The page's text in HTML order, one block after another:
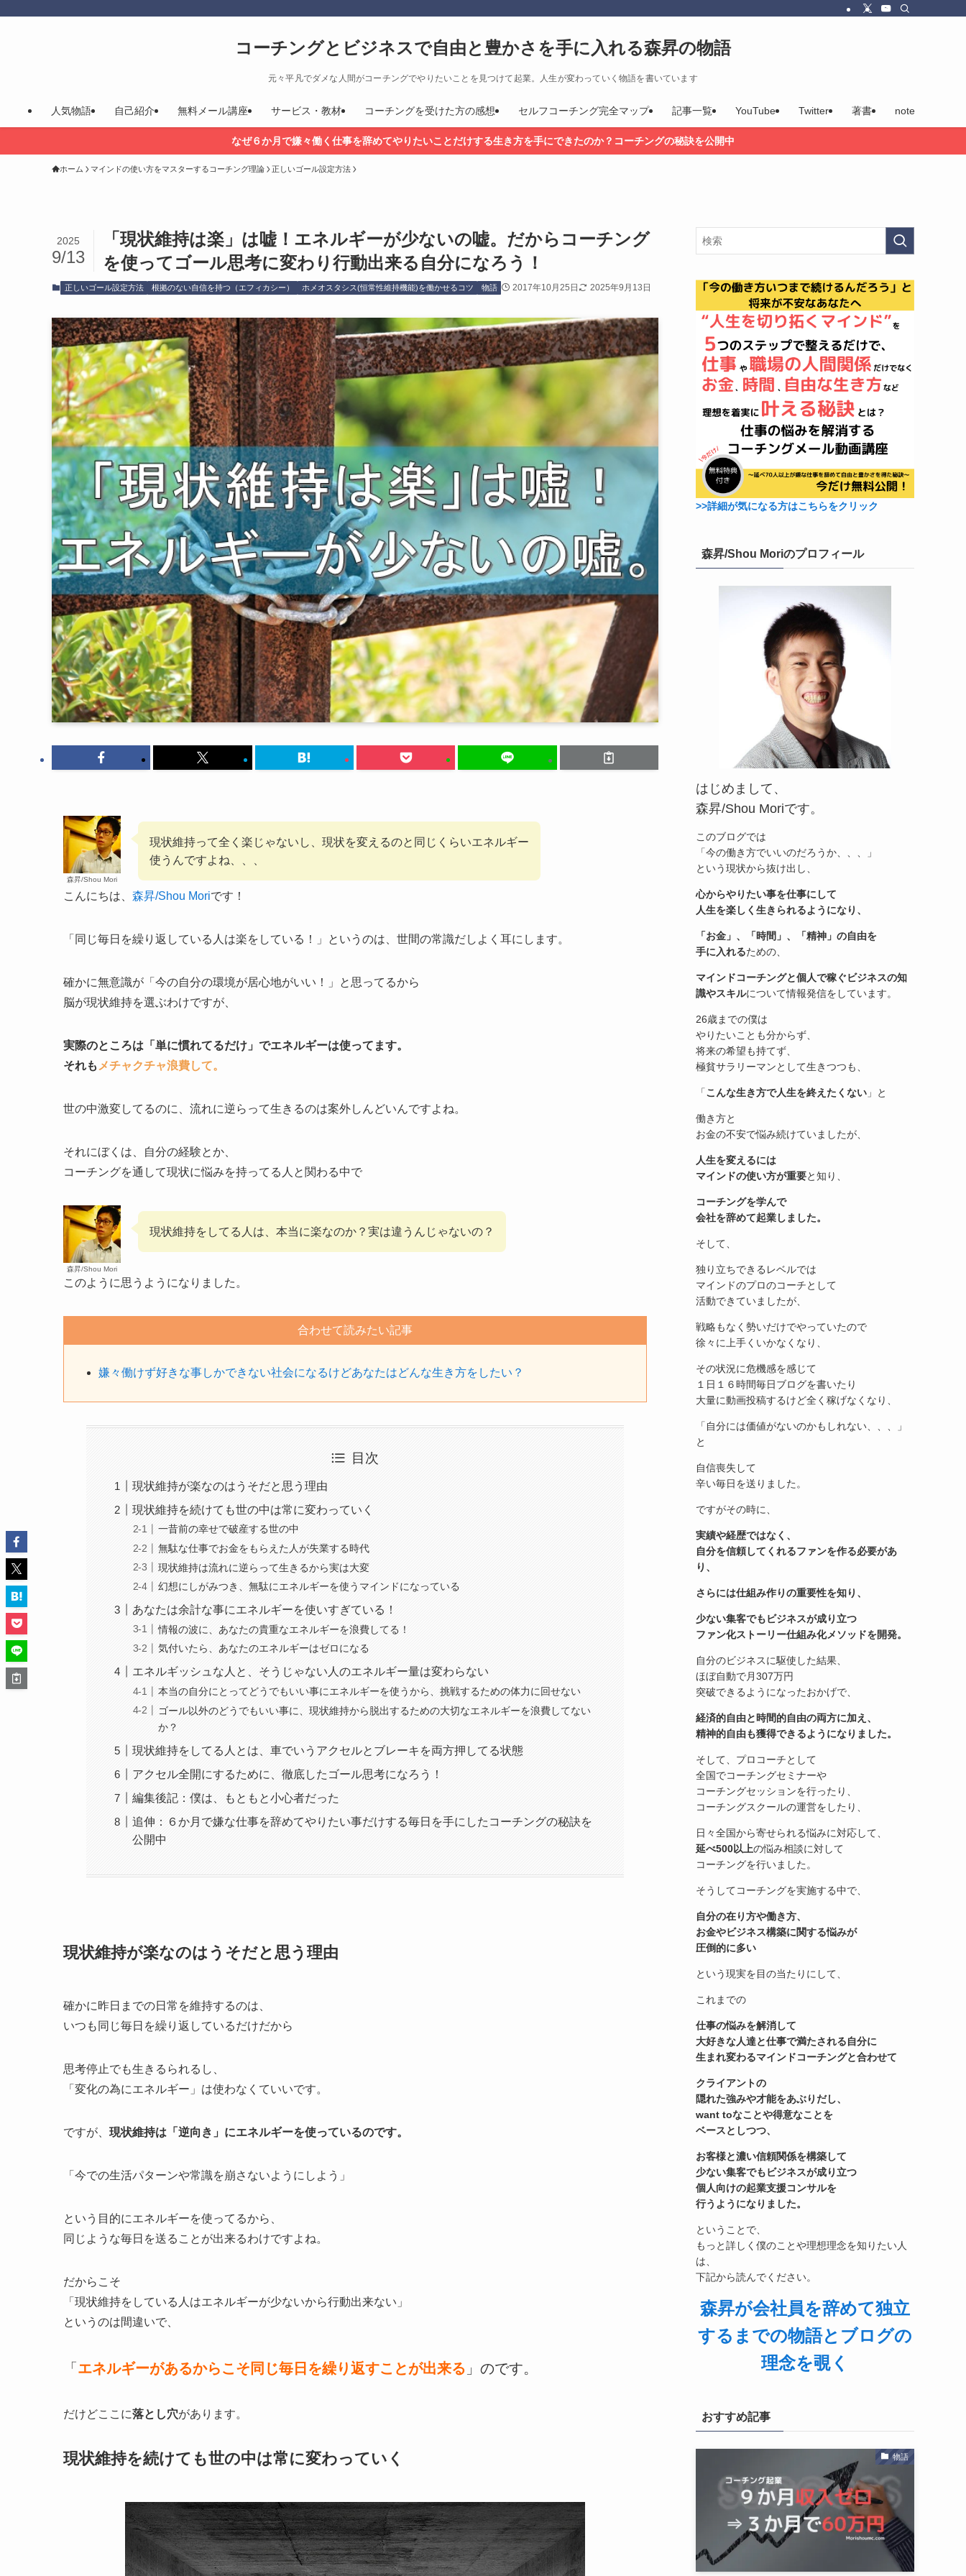
コーチングとビジネスで自由と豊かさを手に入れる森昇の物語
元々平凡でダメな人間がコーチングでやりたいことを見つけて起業。人生が変わっていく物語を書いています
人気物語 自己紹介 無料メール講座 サービス・教材 コーチングを受けた方の感想 セルフコーチング完全マップ 記事一覧 YouTube Twitter 著書 note
なぜ６か月で嫌々働く仕事を辞めてやりたいことだけする生き方を手にできたのか？コーチングの秘訣を公開中
ホーム マインドの使い方をマスターするコーチング理論 正しいゴール設定方法
「現状維持は楽」は嘘！エネルギーが少ないの嘘。だからコーチング
を使ってゴール思考に変わり行動出来る自分になろう！
2025
9/13
正しいゴール設定方法 根拠のない自信を持つ（エフィカシー） ホメオスタシス(恒常性維持機能)を働かせるコツ 物語 2017年10月25日 2025年9月13日
森昇/Shou Mori
現状維持って全く楽じゃないし、現状を変えるのと同じくらいエネルギー
使うんですよね、、、
こんにちは、 森昇/Shou Moriです！
「同じ毎日を繰り返している人は楽をしている！」というのは、世間の常識だしよく耳にします。
確かに無意識が「今の自分の環境が居心地がいい！」と思ってるから
脳が現状維持を選ぶわけですが、
実際のところは「単に慣れてるだけ」でエネルギーは使ってます。
それも メチャクチャ浪費して。
世の中激変してるのに、流れに逆らって生きるのは案外しんどいんですよね。
それにぼくは、自分の経験とか、
コーチングを通して現状に悩みを持ってる人と関わる中で
森昇/Shou Mori
現状維持をしてる人は、本当に楽なのか？実は違うんじゃないの？
このように思うようになりました。
合わせて読みたい記事
嫌々働けず好きな事しかできない社会になるけどあなたはどんな生き方をしたい？
目次
現状維持が楽なのはうそだと思う理由
現状維持を続けても世の中は常に変わっていく
一昔前の幸せで破産する世の中
無駄な仕事でお金をもらえた人が失業する時代
現状維持は流れに逆らって生きるから実は大変
幻想にしがみつき、無駄にエネルギーを使うマインドになっている
あなたは余計な事にエネルギーを使いすぎている！
情報の波に、あなたの貴重なエネルギーを浪費してる！
気付いたら、あなたのエネルギーはゼロになる
エネルギッシュな人と、そうじゃない人のエネルギー量は変わらない
本当の自分にとってどうでもいい事にエネルギーを使うから、挑戦するための体力に回せない
ゴール以外のどうでもいい事に、現状維持から脱出するための大切なエネルギーを浪費してない
か？
現状維持をしてる人とは、車でいうアクセルとブレーキを両方押してる状態
アクセル全開にするために、徹底したゴール思考になろう！
編集後記：僕は、もともと小心者だった
追伸：６か月で嫌な仕事を辞めてやりたい事だけする毎日を手にしたコーチングの秘訣を
公開中
現状維持が楽なのはうそだと思う理由
確かに昨日までの日常を維持するのは、
いつも同じ毎日を繰り返しているだけだから
思考停止でも生きるられるし、
「変化の為にエネルギー」は使わなくていいです。
ですが、 現状維持は「逆向き」にエネルギーを使っているのです。
「今での生活パターンや常識を崩さないようにしよう」
という目的にエネルギーを使ってるから、
同じような毎日を送ることが出来るわけですよね。
だからこそ
「現状維持をしている人はエネルギーが少ないから行動出来ない」
というのは間違いで、
「 エネルギーがあるからこそ同じ毎日を繰り返すことが出来る 」のです。
だけどここに落とし穴があります。
現状維持を続けても世の中は常に変わっていく
>>詳細が気になる方はこちらをクリック
森昇/Shou Moriのプロフィール
はじめまして、
森昇/Shou Moriです。
このブログでは
「今の働き方でいいのだろうか、、、」
という現状から抜け出し、
心からやりたい事を仕事にして
人生を楽しく生きられるようになり、
「お金」、「時間」、「精神」の自由を
手に入れるための、
マインドコーチングと個人で稼ぐビジネスの知
識やスキルについて情報発信をしています。
26歳までの僕は
やりたいことも分からず、
将来の希望も持てず、
極貧サラリーマンとして生きつつも、
「こんな生き方で人生を終えたくない 」と
働き方と
お金の不安で悩み続けていましたが、
人生を変えるには
マインドの使い方が重要と知り、
コーチングを学んで
会社を辞めて起業しました。
そして、
独り立ちできるレベルでは
マインドのプロのコーチとして
活動できていましたが、
戦略もなく勢いだけでやっていたので
徐々に上手くいかなくなり、
その状況に危機感を感じて
１日１６時間毎日ブログを書いたり
大量に動画投稿するけど全く稼げなくなり、
「自分には価値がないのかもしれない、、、」
と
自信喪失して
辛い毎日を送りました。
ですがその時に、
実績や経歴ではなく、
自分を信頼してくれるファンを作る必要があ
り、
さらには仕組み作りの重要性を知り、
少ない集客でもビジネスが成り立つ
ファン化ストーリー仕組み化メソッドを開発。
自分のビジネスに駆使した結果、
ほぼ自動で月307万円
突破できるようになったおかげで、
経済的自由と時間的自由の両方に加え、
精神的自由も獲得できるようになりました。
そして、プロコーチとして
全国でコーチングセミナーや
コーチングセッションを行ったり、
コーチングスクールの運営をしたり、
日々全国から寄せられる悩みに対応して、
延べ500以上の悩み相談に対して
コーチングを行いました。
そうしてコーチングを実施する中で、
自分の在り方や働き方、
お金やビジネス構築に関する悩みが
圧倒的に多い
という現実を目の当たりにして、
これまでの
仕事の悩みを解消して
大好きな人達と仕事で満たされる自分に
生まれ変わるマインドコーチングと合わせて
クライアントの
隠れた強みや才能をあぶりだし、
want toなことや得意なことを
ベースとしつつ、
お客様と濃い信頼関係を構築して
少ない集客でもビジネスが成り立つ
個人向けの起業支援コンサルを
行うようになりました。
ということで、
もっと詳しく僕のことや理想理念を知りたい人
は、
下記から読んでください。
森昇が会社員を辞めて独立
するまでの物語とブログの
理念を覗く
おすすめ記事
物語